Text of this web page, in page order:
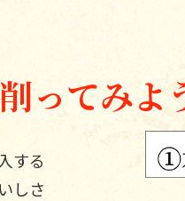
ってみよ
する
しさ